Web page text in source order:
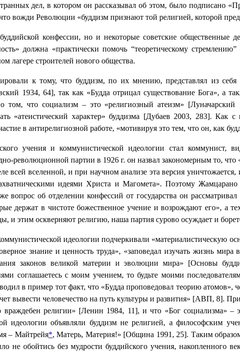
дел, в котором он рассказывал об этом, было
вожди Революции «буддизм признают той религией, которой
конфессии, но и некоторые советские общественные
должна «практически помочь “теоретическому
лагере строителей нового общества.
к тому, что буддизм, по их мнению, представлял из
1934, 64], так как «Будда отрицал существование Бога»,
что социализм – это «религиозный атеизм»
«атеистический характер» буддизма [Дубаев 2003, 283]. Как
в антирелигиозной работе, «мотивируя это тем, что он, как
учения и коммунистической идеологии стал коммунист,
революционной партии в 1926 г. он назвал закономерным то,
всей вселенной, и при научном анализе эта версия
идеями Христа и Магомета». Поэтому
об отделении конфессий от государства он
держат в чистоте божественное учение и возрождают его», а
и этим оскверняют религию, наша партия сурово осуждает и
идеологии подчеркивали «материалистическую
знание и ценность труда», «заповедал изучать жизнь
законов великой материи и эволюции мира» [Основы
соглашаетесь с моим учением, то будьте моими
в пример тот факт, что «Будда проповедовал теорию
вывести человечество на путь культуры и развития» [АВП, 8].
враждебен религии» [Ленин 1984, 11], и что «Бог социализма»
идеологии объявляли буддизм не религией, а философским
– Майтрейя*, Матерь, Материя!» [Община 1991, 25]. Таким
обойтись без мудрости буддийского учения, накопленного